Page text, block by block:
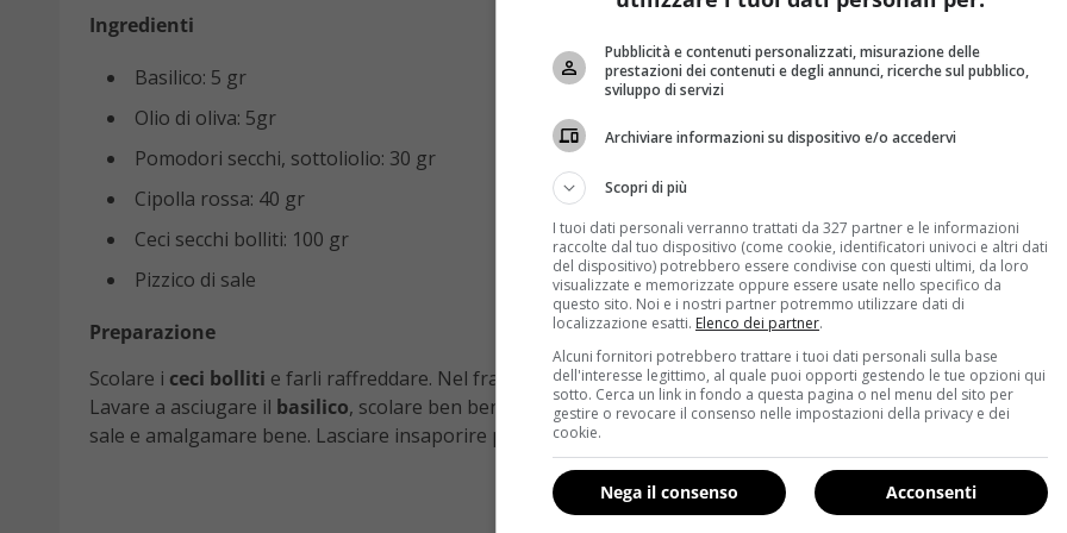
Ingredienti
Basilico: 5 gr
Olio di oliva: 5gr
Pomodori secchi, sottoliolio: 30 gr
Cipolla rossa: 40 gr
Ceci secchi bolliti: 100 gr
Pizzico di sale
Preparazione
Scolare i ceci bolliti e farli raffreddare. Nel frattempo lavare mezzacipolla rossa(circa 40 gr) e tagliarla a
Lavare a asciugare il basilico, scolare ben bene i pomodori secchie aggiungere il tutto alla cipolla.
sale e amalgamare bene. Lasciare insaporire per 15 minuti e poi servire.
Pubblicità e contenuti personalizzati, misurazione delle
prestazioni dei contenuti e degli annunci, ricerche sul pubblico,
sviluppo di servizi
Archiviare informazioni su dispositivo e/o accedervi
Scopri di più
I tuoi dati personali verranno trattati da 327 partner e le informazioni
raccolte dal tuo dispositivo (come cookie, identificatori univoci e altri dati
del dispositivo) potrebbero essere condivise con questi ultimi, da loro
visualizzate e memorizzate oppure essere usate nello specifico da
questo sito. Noi e i nostri partner potremmo utilizzare dati di
localizzazione esatti. Elenco dei partner.
Alcuni fornitori potrebbero trattare i tuoi dati personali sulla base
dell'interesse legittimo, al quale puoi opporti gestendo le tue opzioni qui
sotto. Cerca un link in fondo a questa pagina o nel menu del sito per
gestire o revocare il consenso nelle impostazioni della privacy e dei
cookie.
Acconsenti
Nega il consenso